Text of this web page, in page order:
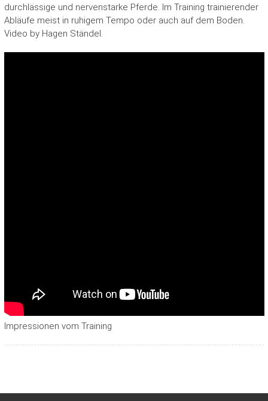
durchlässige und nervenstarke Pferde. Im Training trainierender
Abläufe meist in ruhigem Tempo oder auch auf dem Boden.
Video by Hagen Ständel.
Impressionen vom Training